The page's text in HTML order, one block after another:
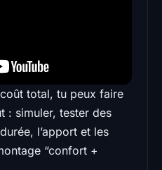
total, tu peux faire
: simuler, tester des
l’apport et les
“confort +